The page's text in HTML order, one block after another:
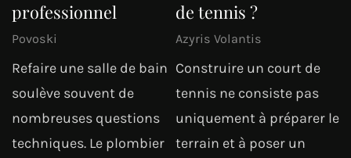
professionnel
Povoski
Refaire une salle de bain
soulève souvent de
nombreuses questions
techniques. Le plombier
de tennis ?
Azyris Volantis
Construire un court de
tennis ne consiste pas
uniquement à préparer le
terrain et à poser un